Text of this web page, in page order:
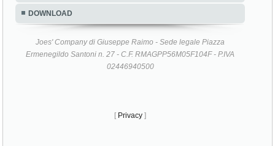
DOWNLOAD
Joes' Company di Giuseppe Raimo - Sede legale Piazza
Ermenegildo Santoni n. 27 - C.F. RMAGPP56M05F104F - P.IVA
02446940500
[ Privacy ]